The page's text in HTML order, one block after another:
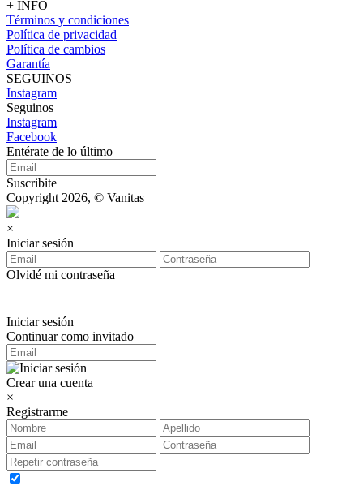
+ INFO
Términos y condiciones
Política de privacidad
Política de cambios
Garantía
SEGUINOS
Instagram
Seguinos
Instagram
Facebook
Entérate de lo último
Suscribite
Copyright 2026, © Vanitas
×
Iniciar sesión
Olvidé mi contraseña
Iniciar sesión
Continuar como invitado
Crear una cuenta
×
Registrarme